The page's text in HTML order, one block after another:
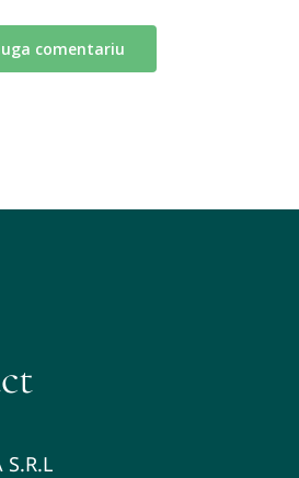
S.R.L